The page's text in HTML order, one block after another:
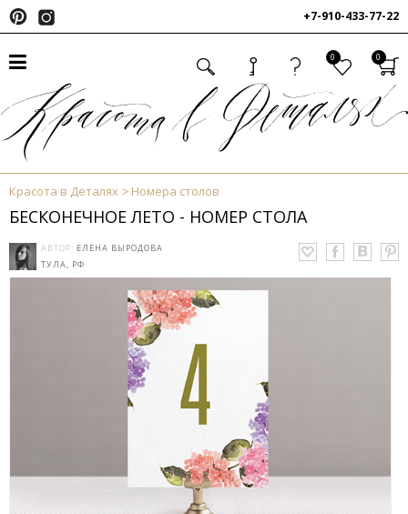
+7-910-433-77-22
0 0
Красота в Деталях Номера столов
БЕСКОНЕЧНОЕ ЛЕТО - НОМЕР СТОЛА
АВТОР: ЕЛЕНА ВЫРОДОВА
ТУЛА, РФ